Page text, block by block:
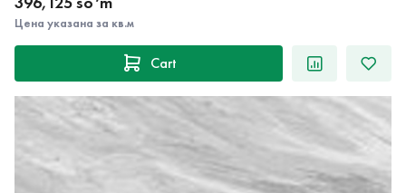
Цена указана за кв.м
Cart